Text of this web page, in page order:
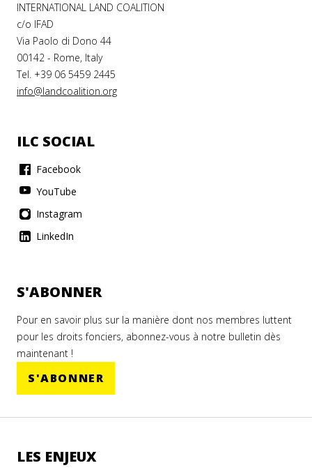
INTERNATIONAL LAND COALITION
c/o IFAD
Via Paolo di Dono 44
00142 - Rome, Italy
Tel. +39 06 5459 2445
info@landcoalition.org
ILC SOCIAL
Facebook
YouTube
Instagram
LinkedIn
S'ABONNER
Pour en savoir plus sur la manière dont nos membres luttent
pour les droits fonciers, abonnez-vous à notre bulletin dès
maintenant !
S'ABONNER
LES ENJEUX